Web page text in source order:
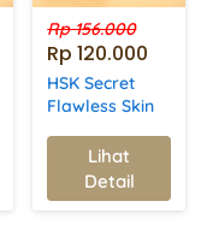
Rp 156.000
Rp 120.000
HSK Secret
Flawless Skin
Kulit Mulus,
Lembab &
Terlindungi
Lihat
Detail